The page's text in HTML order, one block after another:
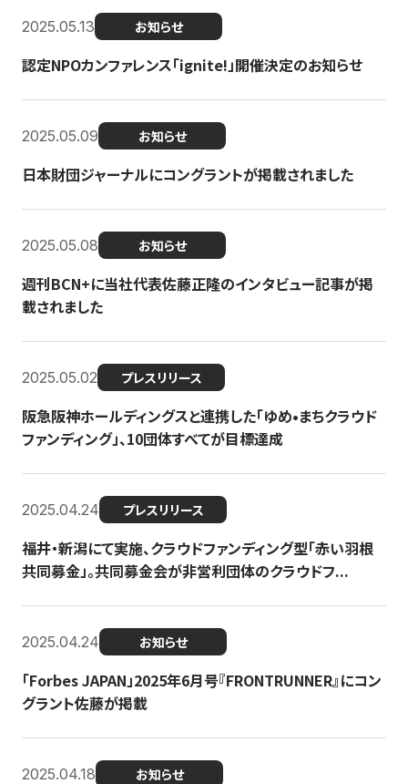
2025.05.13 お知らせ
認定NPOカンファレンス「ignite!」開催決定のお知らせ
2025.05.09 お知らせ
日本財団ジャーナルにコングラントが掲載されました
2025.05.08 お知らせ
週刊BCN+に当社代表佐藤正隆のインタビュー記事が掲
載されました
2025.05.02 プレスリリース
阪急阪神ホールディングスと連携した「ゆめ•まちクラウド
ファンディング」、10団体すべてが目標達成
2025.04.24 プレスリリース
福井・新潟にて実施、クラウドファンディング型「赤い羽根
共同募金」。共同募金会が非営利団体のクラウドフ...
2025.04.24 お知らせ
「Forbes JAPAN」2025年6月号『FRONTRUNNER』にコン
グラント佐藤が掲載
2025.04.18 お知らせ